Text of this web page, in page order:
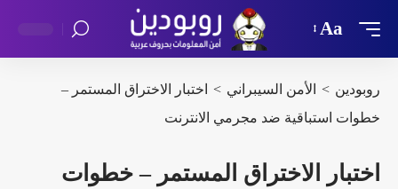
Aa
روبودين > الأمن السيبراني >
اختبار الاختراق المستمر –
خطوات استباقية ضد مجرمي الانترنت
اختبار الاختراق المستمر – خطوات